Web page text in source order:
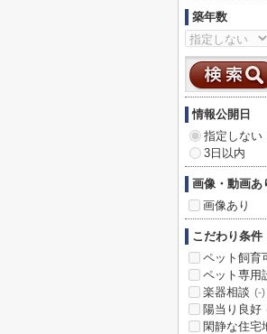
築年数
情報公開日
指定しない
3日以内
画像・動画あ
画像あり
こだわり条件
ペット飼育
ペット専用
楽器相談 (-)
陽当り良好
閑静な住宅